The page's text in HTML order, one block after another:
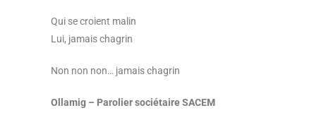
Qui se croient malin
Lui, jamais chagrin
Non non non… jamais chagrin
Ollamig – Parolier sociétaire SACEM